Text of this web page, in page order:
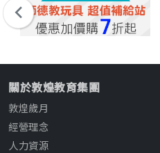
關於敦煌教育集團
敦煌歲月
經營理念
人力資源